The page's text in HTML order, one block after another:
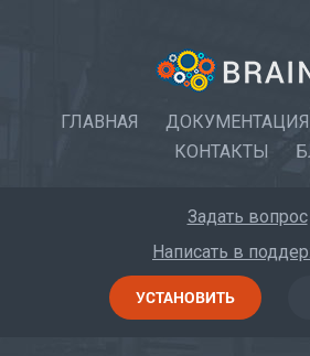
ГЛАВНАЯ ДОКУМЕНТАЦИЯ
КОНТАКТЫ
Задать вопрос
Написать в
УСТАНОВИТЬ